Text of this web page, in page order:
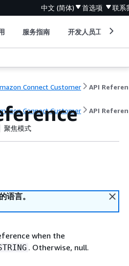
中文 (简体) 首选项 联系
服务指南 开发人员工具
Connect Customer API
Connect Customer API
聚焦模式
语言。
when the
. Otherwise, null.